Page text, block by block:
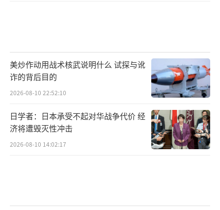
从更长时间来看，瑞银证券认为人形机器
人的出货数量可能在2030年达到15万台左右。
如果涵盖零部件、整机厂商以及软件、数据、
生产服务生态系统等，瑞银认为人形机器人潜
在市场规模在2050年可达到1.4万亿-1.7万亿美
元。这个市场非常大，但目前仍处于初级阶
段。人形机器人的硬件还有一些不太成熟的部
美炒作动用战术核武说明什么 试探与讹
诈的背后目的
2026-08-10 22:52:10
日学者：日本承受不起对华战争代价 经
济将遭毁灭性冲击
2026-08-10 14:02:17